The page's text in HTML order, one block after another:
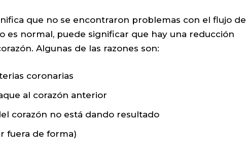
que no se encontraron problemas con el flujo de
es normal, puede significar que hay una reducción
Algunas de las razones son:
coronarias
al corazón anterior
corazón no está dando resultado
fuera de forma)